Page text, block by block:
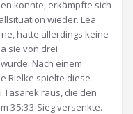
konnte, erkämpfte sich
wieder. Lea
hatte allerdings keine
sie von drei
Nach einem
Rielke spielte diese
Tasarek raus, die den
35:33 Sieg versenkte.